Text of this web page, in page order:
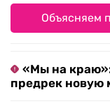
Объясняем
«Мы на
предрек новую